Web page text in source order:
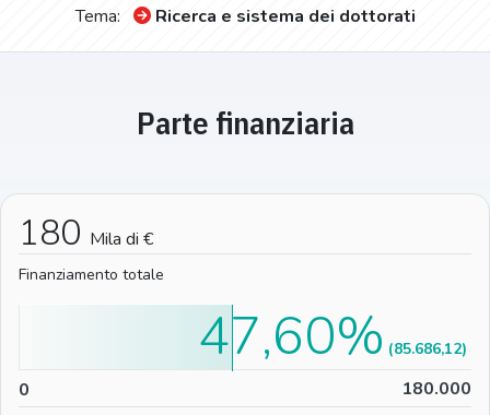
Tema: Ricerca e sistema dei dottorati
Parte finanziaria
180 Mila di €
Finanziamento totale
0 180.000
47,60% (85.686,12)